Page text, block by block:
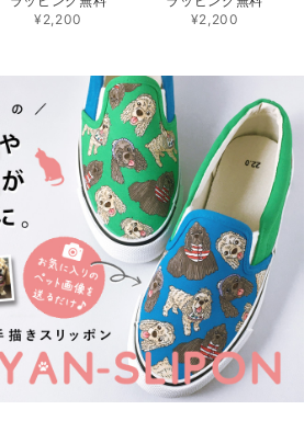
¥2,200
¥2,200